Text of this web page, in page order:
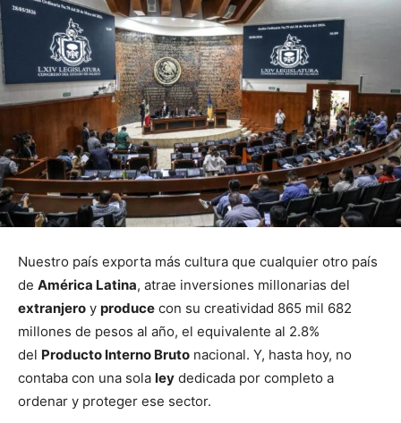
Nuestro país exporta más cultura que cualquier otro país
de América Latina, atrae inversiones millonarias del
extranjero y produce con su creatividad 865 mil 682
millones de pesos al año, el equivalente al 2.8%
del Producto Interno Bruto nacional. Y, hasta hoy, no
contaba con una sola ley dedicada por completo a
ordenar y proteger ese sector.